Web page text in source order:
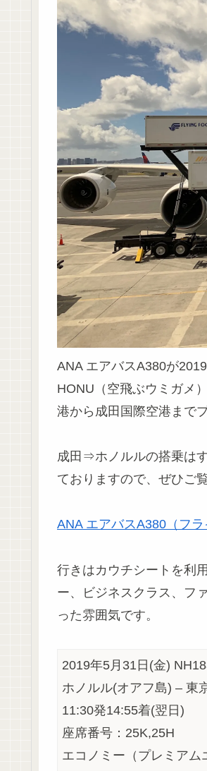
ANA エアバスA380が
HONU（空飛ぶウミガメ
港から成田国際空港まで
成田⇒ホノルルの搭乗は
ておりますので、ぜひご
ANA エアバスA380（フ
行きはカウチシートを利
ー、ビジネスクラス、フ
った雰囲気です。
2019年5月31日(金)
ホノルル(オアフ島) – 東
11:30発14:55着(翌日)
座席番号：25K,25H
エコノミー（プレミアム